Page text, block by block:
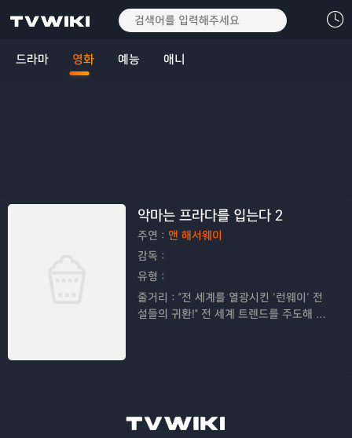
드라마 영화 예능 애니
악마는 프라다를 입는다 2
주연： 앤 해서웨이
감독：
유형：
줄거리： "전 세계를 열광시킨 ‘런웨이’ 전
설들의 귀환!" 전 세계 트렌드를 주도해 온
브랜드 임원이 되어 다시 나타난 ‘에밀
리’까지. 더 화려하고, 치열해진 뉴욕 패션